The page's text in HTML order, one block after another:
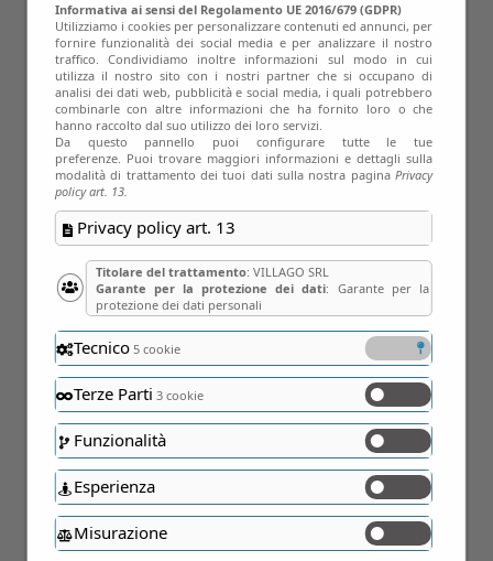
Apr
19
Apr
Informativa ai sensi del Regolamento UE 2016/679 (GDPR)
Utilizziamo i cookies per personalizzare contenuti ed annunci, per
fornire funzionalità dei social media e per analizzare il nostro
traffico. Condividiamo inoltre informazioni sul modo in cui
utilizza il nostro sito con i nostri partner che si occupano di
analisi dei dati web, pubblicità e social media, i quali potrebbero
combinarle con altre informazioni che ha fornito loro o che
hanno raccolto dal suo utilizzo dei loro servizi.
Da questo pannello puoi configurare tutte le tue
preferenze. Puoi trovare maggiori informazioni e dettagli sulla
modalità di trattamento dei tuoi dati sulla nostra paginaPrivacy
policy art. 13.
Privacy policy art. 13
Titolare del trattamento: VILLAGO SRL
Garante per la protezione dei dati: Garante per la
protezione dei dati personali
Tecnico5 cookie
Terze Parti 3 cookie
Funzionalità
Esperienza
Misurazione